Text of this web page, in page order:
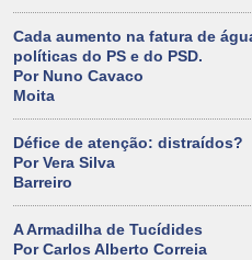
Cada aumento na fatura de
políticas do PS e do PSD.
Por Nuno Cavaco
Moita
Défice de atenção: distraídos?
Por Vera Silva
Barreiro
A Armadilha de Tucídides
Por Carlos Alberto Correia